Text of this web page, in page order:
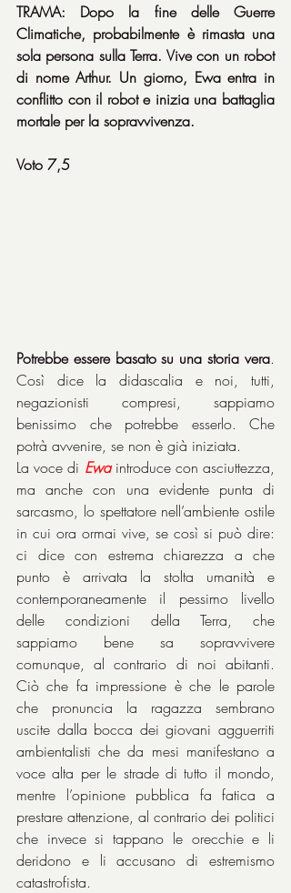
TRAMA: Dopo la fine delle Guerre
Climatiche, probabilmente è rimasta una
sola persona sulla Terra. Vive con un robot
di nome Arthur. Un giorno, Ewa entra in
conflitto con il robot e inizia una battaglia
mortale per la sopravvivenza.
Voto 7,5
Potrebbe essere basato su una storia vera.
Così dice la didascalia e noi, tutti,
negazionisti compresi, sappiamo
benissimo che potrebbe esserlo. Che
potrà avvenire, se non è già iniziata.
La voce di Ewa introduce con asciuttezza,
ma anche con una evidente punta di
sarcasmo, lo spettatore nell’ambiente ostile
in cui ora ormai vive, se così si può dire:
ci dice con estrema chiarezza a che
punto è arrivata la stolta umanità e
contemporaneamente il pessimo livello
delle condizioni della Terra, che
sappiamo bene sa sopravvivere
comunque, al contrario di noi abitanti.
Ciò che fa impressione è che le parole
che pronuncia la ragazza sembrano
uscite dalla bocca dei giovani agguerriti
ambientalisti che da mesi manifestano a
voce alta per le strade di tutto il mondo,
mentre l’opinione pubblica fa fatica a
prestare attenzione, al contrario dei politici
che invece si tappano le orecchie e li
deridono e li accusano di estremismo
catastrofista.